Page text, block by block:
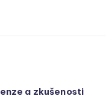
a zkušenosti